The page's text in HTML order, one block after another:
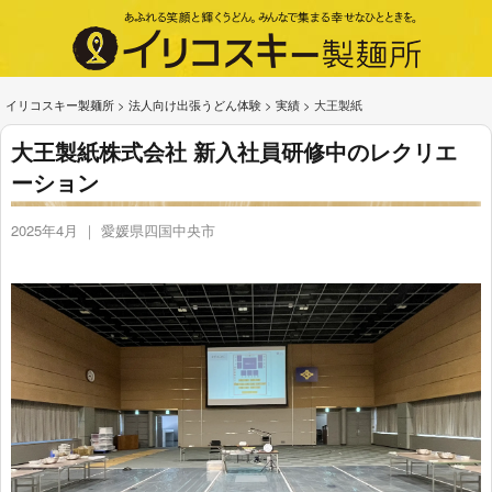
イリコスキー製麺所 > 法人向け出張うどん体験 > 実績 > 大王製紙
大王製紙株式会社 新入社員研修中のレクリエ
ーション
2025年4月 ｜ 愛媛県四国中央市